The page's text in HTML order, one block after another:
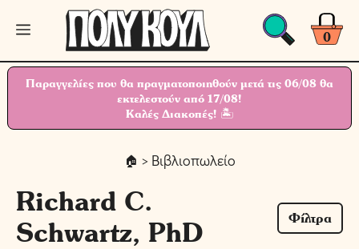
Μετάβαση
περιεχόμενο
0
Μενού
Παραγγελίες που θα πραγματοποιηθούν μετά τις 06/08 θα
εκτελεστούν από 17/08!
Καλές Διακοπές! 🏝
> Βιβλιοπωλείο
Richard C.
Schwartz, PhD
Φίλτρα